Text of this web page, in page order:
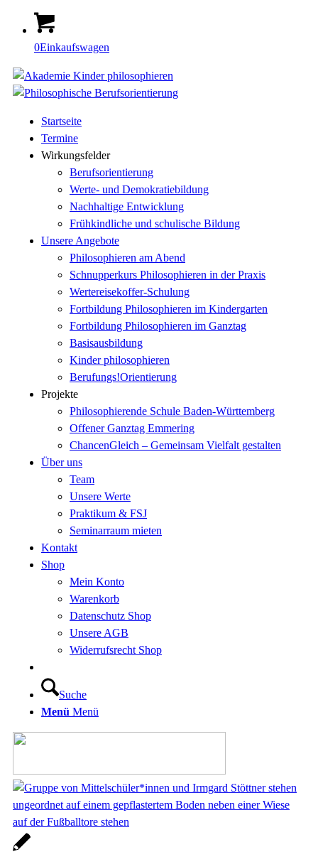
0Einkaufswagen
Startseite
Termine
Wirkungsfelder
Berufsorientierung
Werte- und Demokratiebildung
Nachhaltige Entwicklung
Frühkindliche und schulische Bildung
Unsere Angebote
Philosophieren am Abend
Schnupperkurs Philosophieren in der Praxis
Wertereisekoffer-Schulung
Fortbildung Philosophieren im Kindergarten
Fortbildung Philosophieren im Ganztag
Basisausbildung
Kinder philosophieren
Berufungs!Orientierung
Projekte
Philosophierende Schule Baden-Württemberg
Offener Ganztag Emmering
ChancenGleich – Gemeinsam Vielfalt gestalten
Über uns
Team
Unsere Werte
Praktikum & FSJ
Seminarraum mieten
Kontakt
Shop
Mein Konto
Warenkorb
Datenschutz Shop
Unsere AGB
Widerrufsrecht Shop
Suche
Menü Menü